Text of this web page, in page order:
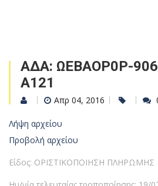
ΑΔΑ: ΩΕΒΑΟΡ0Ρ-
Α121
Απρ 04, 2016
Λήψη αρχείου
Προβολή αρχείου
Είδος: ΟΡΙΣΤΙΚΟΠΟΙΗΣΗ ΠΛΗΡΩΜΗΣ